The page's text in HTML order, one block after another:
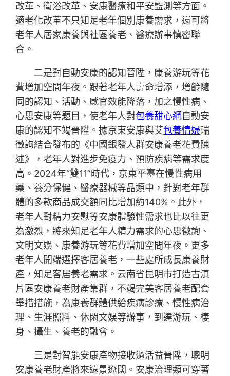
改革、衛浴改革、安康醫療和平安監測等方面。
適老化改革不只知足老年個別康養需求，還可將
老年人居家康養與社區養老、醫療辦事慎密聯
合。
二是對自動安康的認知晉陞，康養游玩等花
費增加空間年夜。跟著老年人壽命增添，增齡隨
同的認知、活動、感官效能降落，加之慢性病、
心思安康等題目，使老年人對包養甜心網 自動安
康的認知不竭晉陞。據京東安康與艾包養情婦瑞
徵詢結合發布的《中國銀發人群安康養老花費陳
述》，老年人對進步免疫力、預防疾病等需求度
高。2024年“雙11”時代，京東平臺在慢性病用
藥、養分保健、醫療器械等品類中，針對老年群
體的多款商品成交額同比增加約140%。此外，
老年人對精力安慰等安康體驗性需求也比以往更
為激烈，將來知足老年人精力需求的心思徵詢、
文明文娛、康養游玩等花費增加空間年夜。更多
老年人開端選擇客居養老，一些處所成長康養財
產，知足客居養老需求。云南省昆明市打造古滇
片區安康養老財產集群，不竭完美客居養老配套
舉措措施，為康養群體供給疾病診療、慢性病治
理、生涯照料、休閑文娛等辦事，到達游玩、棲
身、攝生、養老的融會。
三是對智能安康產物接收過活益晉陞，聰明
安康養老財產將來遠景遼闊。安康治理類可穿著